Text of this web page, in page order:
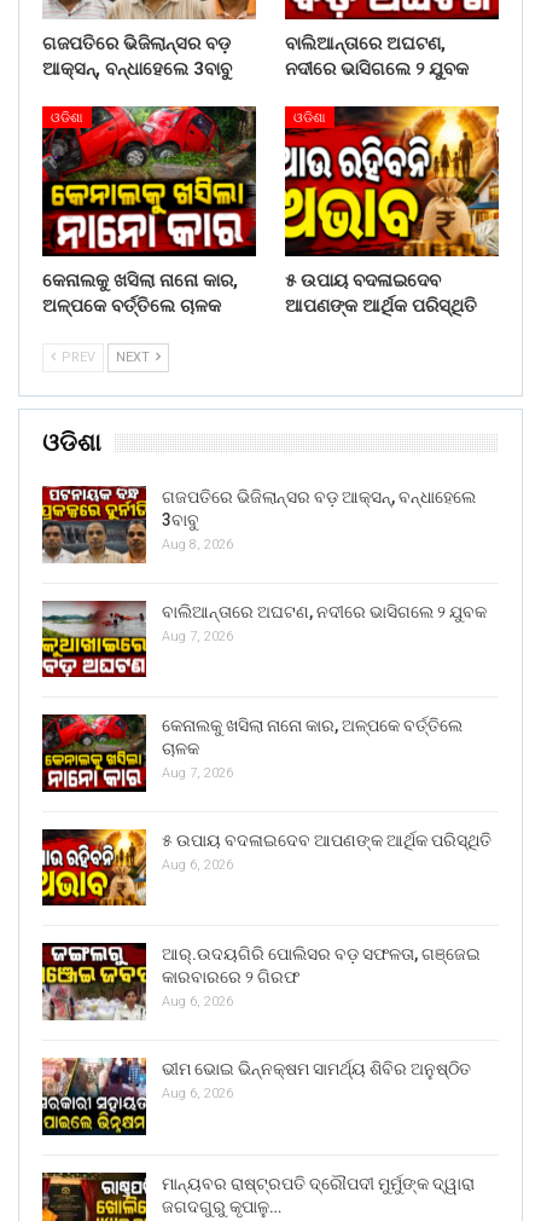
ଗଜପତିରେ ଭିଜିଲାନ୍ସର ବଡ଼
ଆକ୍ସନ୍, ବନ୍ଧାହେଲେ 3ବାବୁ
ବାଲିଆନ୍ତାରେ ଅଘଟଣ,
ନଦୀରେ ଭାସିଗଲେ ୨ ଯୁବକ
ଓଡିଶା
କେନାଲକୁ ଖସିଲା ନାନୋ କାର,
ଅଳ୍ପକେ ବର୍ତ୍ତିଲେ ଚାଳକ
ଓଡିଶା
୫ ଉପାୟ ବଦଳାଇଦେବ
ଆପଣଙ୍କ ଆର୍ଥିକ ପରିସ୍ଥିତି
PREV NEXT
ଓଡିଶା
ଗଜପତିରେ ଭିଜିଲାନ୍ସର ବଡ଼ ଆକ୍ସନ୍, ବନ୍ଧାହେଲେ
3ବାବୁ
Aug 8, 2026
ବାଲିଆନ୍ତାରେ ଅଘଟଣ, ନଦୀରେ ଭାସିଗଲେ ୨ ଯୁବକ
Aug 7, 2026
କେନାଲକୁ ଖସିଲା ନାନୋ କାର, ଅଳ୍ପକେ ବର୍ତ୍ତିଲେ
ଚାଳକ
Aug 7, 2026
୫ ଉପାୟ ବଦଳାଇଦେବ ଆପଣଙ୍କ ଆର୍ଥିକ ପରିସ୍ଥିତି
Aug 6, 2026
ଆର୍.ଉଦୟଗିରି ପୋଲିସର ବଡ଼ ସଫଳତା, ଗଞ୍ଜେଇ
କାରବାରରେ ୨ ଗିରଫ
Aug 6, 2026
ଭୀମ ଭୋଇ ଭିନ୍ନକ୍ଷମ ସାମର୍ଥ୍ୟ ଶିବିର ଅନୁଷ୍ଠିତ
Aug 6, 2026
ମାନ୍ୟବର ରାଷ୍ଟ୍ରପତି ଦ୍ରୌପଦୀ ମୁର୍ମୁଙ୍କ ଦ୍ୱାରା
ଜଗଦଗୁରୁ କୃପାଳୁ…